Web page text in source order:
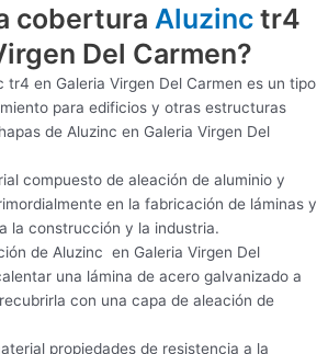
cobertura Aluzinc tr4
Del Carmen?
tr4 en Galeria Virgen Del Carmen es un tipo
para edificios y otras estructuras
de Aluzinc en Galeria Virgen Del
compuesto de aleación de aluminio y
en la fabricación de láminas y
la construcción y la industria.
de Aluzinc en Galeria Virgen Del
una lámina de acero galvanizado a
con una capa de aleación de
propiedades de resistencia a la